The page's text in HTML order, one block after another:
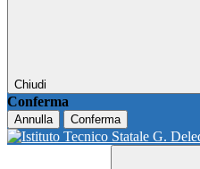
Chiudi
Conferma
Annulla Conferma